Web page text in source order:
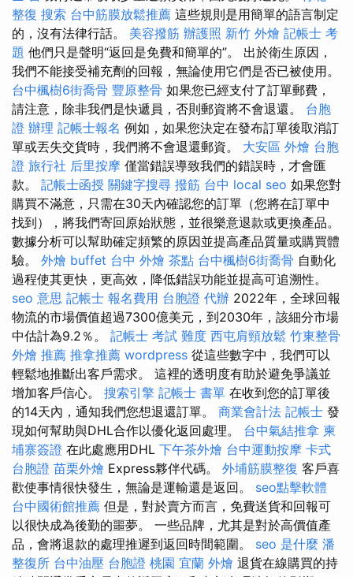
整復 搜索 台中筋膜放鬆推薦 這些規則是用簡單的語言制定
的，沒有法律行話。 美容撥筋 辦護照 新竹 外燴 記帳士 考
題 他們只是聲明“返回是免費和簡單的”。 出於衛生原因，
我們不能接受補充劑的回報，無論使用它們是否已被使用。
台中楓樹6街喬骨 豐原整骨 如果您已經支付了訂單郵費，
請注意，除非我們是快遞員，否則郵資將不會退還。 台胞
證 辦理 記帳士報名 例如，如果您決定在發布訂單後取消訂
單或丟失交貨時，我們將不會退還郵資。 大安區 外燴 台胞
證 旅行社 后里按摩 僅當錯誤導致我們的錯誤時，才會匯
款。 記帳士函授 關鍵字搜尋 撥筋 台中 local seo 如果您對
購買不滿意，只需在30天內確認您的訂單（您將在訂單中
找到），將我們寄回原始狀態，並很樂意退款或更換產品。
數據分析可以幫助確定頻繁的原因並提高產品質量或購買體
驗。 外燴 buffet 台中 外燴 茶點 台中楓樹6街喬骨 自動化
過程使其更快，更高效，降低錯誤功能並提高可追溯性。
seo 意思 記帳士 報名費用 台胞證 代辦 2022年，全球回報
物流的市場價值超過7300億美元，到2030年，該細分市場
中估計為9.2％。 記帳士 考試 難度 西屯肩頸放鬆 竹東整骨
外燴 推薦 推拿推薦 wordpress 從這些數字中，我們可以
輕鬆地推斷出客戶需求。 這裡的透明度有助於避免爭議並
增加客戶信心。 搜索引擎 記帳士 書單 在收到您的訂單後
的14天內，通知我們您想退還訂單。 商業會計法 記帳士 發
現如何幫助與DHL合作以優化返回處理。 台中氣結推拿 柬
埔寨簽證 在此處應用DHL 下午茶外燴 台中運動按摩 卡式
台胞證 苗栗外燴 Express夥伴代碼。 外埔筋膜整復 客戶喜
歡使事情很快發生，無論是運輸還是返回。 seo點擊軟體
台中國術館推薦 但是，對於賣方而言，免費送貨和回報可
以很快成為後勤的噩夢。 一些品牌，尤其是對於高價值產
品，會將退款的處理推遲到返回時間範圍。 seo 是什麼 潘
整復所 台中油壓 台胞證 桃園 宜蘭 外燴 退貨在線購買的持